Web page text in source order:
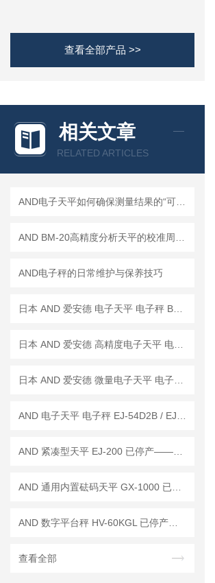
查看全部产品 >>
相关文章
RELATED ARTICLES
AND电子秤的日常维护与保养技巧
查看全部